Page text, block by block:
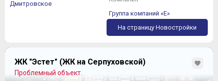
Дмитровское
Группа компаний «Е»
На страницу Новостройки
ЖК "Эстет" (ЖК на Серпуховской)
Проблемный объект.